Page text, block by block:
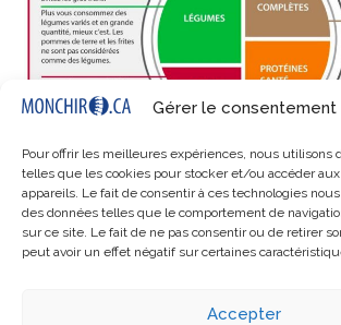
Gérer le consentement
Pour offrir les meilleures expériences, nous utilisons
telles que les cookies pour stocker et/ou accéder
appareils. Le fait de consentir à ces technologies
des données telles que le comportement de
sur ce site. Le fait de ne pas consentir ou de retirer
peut avoir un effet négatif sur certaines
Accepter